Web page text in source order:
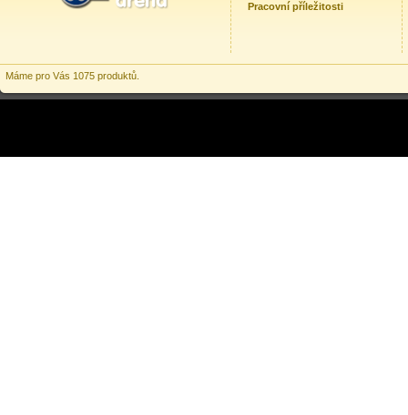
Pracovní příležitosti
Máme pro Vás 1075 produktů.